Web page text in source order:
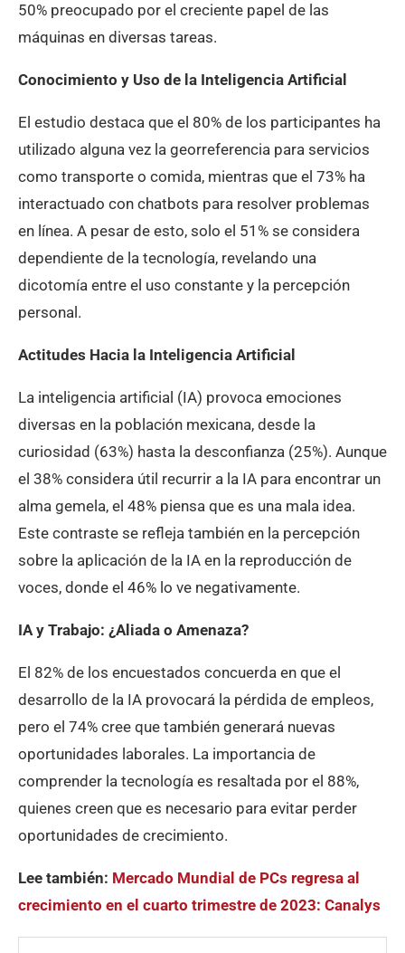
50% preocupado por el creciente papel de las
máquinas en diversas tareas.
Conocimiento y Uso de la Inteligencia Artificial
El estudio destaca que el 80% de los participantes ha
utilizado alguna vez la georreferencia para servicios
como transporte o comida, mientras que el 73% ha
interactuado con chatbots para resolver problemas
en línea. A pesar de esto, solo el 51% se considera
dependiente de la tecnología, revelando una
dicotomía entre el uso constante y la percepción
personal.
Actitudes Hacia la Inteligencia Artificial
La inteligencia artificial (IA) provoca emociones
diversas en la población mexicana, desde la
curiosidad (63%) hasta la desconfianza (25%). Aunque
el 38% considera útil recurrir a la IA para encontrar un
alma gemela, el 48% piensa que es una mala idea.
Este contraste se refleja también en la percepción
sobre la aplicación de la IA en la reproducción de
voces, donde el 46% lo ve negativamente.
IA y Trabajo: ¿Aliada o Amenaza?
El 82% de los encuestados concuerda en que el
desarrollo de la IA provocará la pérdida de empleos,
pero el 74% cree que también generará nuevas
oportunidades laborales. La importancia de
comprender la tecnología es resaltada por el 88%,
quienes creen que es necesario para evitar perder
oportunidades de crecimiento.
Lee también: Mercado Mundial de PCs regresa al
crecimiento en el cuarto trimestre de 2023: Canalys